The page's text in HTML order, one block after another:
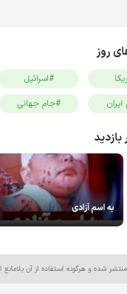
روز
#اسرائیل
#جام جهانی
به اسم آزادی
شده و هرگونه استفاده از آن